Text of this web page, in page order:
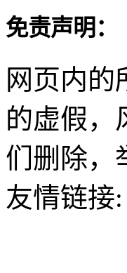
免责声明：
网页内的
的虚假，
们删除，
友情链接: